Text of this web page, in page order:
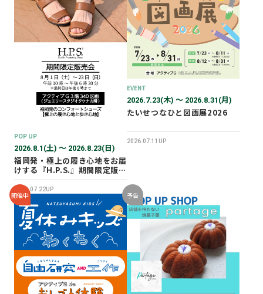
POP UP
2026.8.1(土) 〜 2026.8.23(日)
福岡発・極上の履き心地をお届
けする『H.P.S.』期間限定販売
会を開催✨
2026.07.22UP
EVENT
2026.7.23(木) 〜 2026.8.31(月)
たいせつなひと図画展2026
2026.07.11UP
開催中 予告